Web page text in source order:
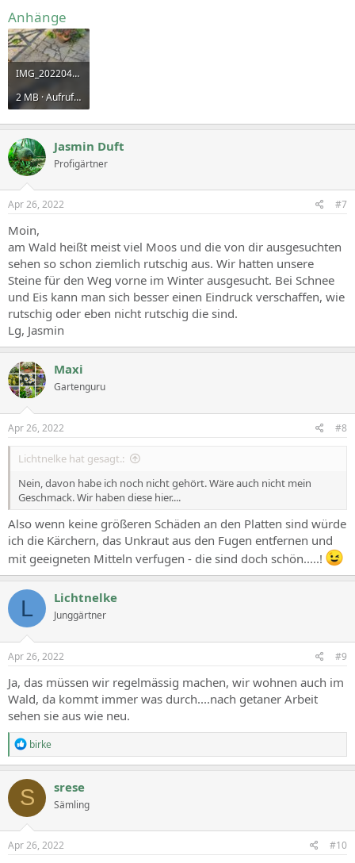
Anhänge
IMG_20220426_085422[1].jpg
2 MB · Aufrufe: 295
Jasmin Duft
Profigärtner
Apr 26, 2022 #7
Moin,
am Wald heißt meist viel Moos und die von dir ausgesuchten
sehen so schon ziemlich rutschig aus. Wir hatten unsere
Steine für den Weg vorne im Winter ausgesucht. Bei Schnee
und Eis kann man sich besser einen Eindruck verschaffen, wie
rutschig oder eben nicht rutschig die sind.
Lg, Jasmin
Maxi
Gartenguru
Apr 26, 2022 #8
Lichtnelke hat gesagt.:
Nein, davon habe ich noch nicht gehört. Wäre auch nicht mein
Geschmack. Wir haben diese hier....
Also wenn keine größeren Schäden an den Platten sind würde
ich die Kärchern, das Unkraut aus den Fugen entfernen und
mit geeigneten Mitteln verfugen - die sind doch schön.....!
L Lichtnelke
Junggärtner
Apr 26, 2022 #9
Ja, das müssen wir regelmässig machen, wir wohnen auch im
Wald, da kommt immer was durch....nach getaner Arbeit
sehen sie aus wie neu.
R
e
a
c
t
i
o
n
s
birke
S srese
Sämling
Apr 26, 2022 #10